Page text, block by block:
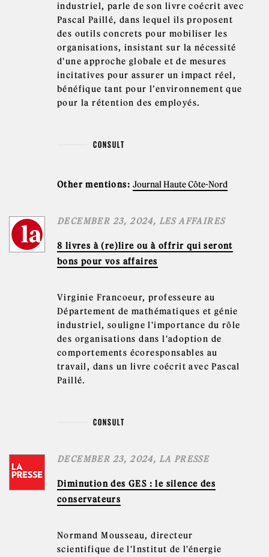
industriel, parle de son livre coécrit avec
Pascal Paillé, dans lequel ils proposent
des outils concrets pour mobiliser les
organisations, insistant sur la nécessité
d'une approche globale et de mesures
incitatives pour assurer un impact réel,
bénéfique tant pour l’environnement que
pour la rétention des employés.
CONSULT
Other mentions:Journal Haute Côte-Nord
DECEMBER 23, 2024, LES AFFAIRES
8 livres à (re)lire ou à offrir qui seront
bons pour vos affaires
Virginie Francoeur, professeure au
Département de mathématiques et génie
industriel, souligne l'importance du rôle
des organisations dans l'adoption de
comportements écoresponsables au
travail, dans un livre coécrit avec Pascal
Paillé.
CONSULT
DECEMBER 23, 2024, LA PRESSE
Diminution des GES : le silence des
conservateurs
Normand Mousseau, directeur
scientifique de l'Institut de l'énergie